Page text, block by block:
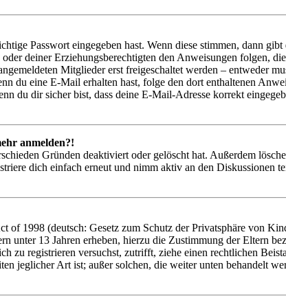
Passwort eingegeben hast. Wenn diese stimmen, dann
deiner Erziehungsberechtigten den Anweisungen folgen,
Mitglieder erst freigeschaltet werden – entweder
du eine E-Mail erhalten hast, folge den dort enthaltenen
du dir sicher bist, dass deine E-Mail-Adresse korrekt
anmelden?!
Gründen deaktiviert oder gelöscht hat. Außerdem
dich einfach erneut und nimm aktiv an den Diskussionen
of 1998 (deutsch: Gesetz zum Schutz der Privatsphäre von
unter 13 Jahren erheben, hierzu die Zustimmung der Eltern
zu registrieren versuchst, zutrifft, ziehe einen rechtlichen
jeglicher Art ist; außer solchen, die weiter unten behandelt